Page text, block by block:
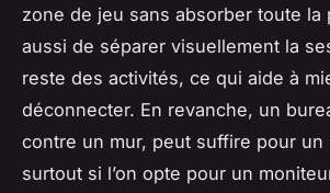
zone de jeu sans absorber toute la
aussi de séparer visuellement la
reste des activités, ce qui aide à
déconnecter. En revanche, un
contre un mur, peut suffire pour un
surtout si l’on opte pour un